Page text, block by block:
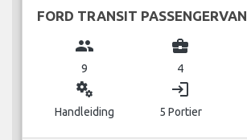
FORD TRANSIT PASSENGERVAN
group
9
business_center
4
miscellaneous_services
Handleiding
login
5 Portier